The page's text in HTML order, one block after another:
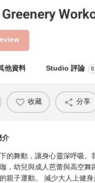
他資料 Studio 評論 0
收藏 分享
介
的舞動，讓身心靈深呼吸。
，幼兒與成人芭蕾與高空舞
親子運動。 減少大人上健